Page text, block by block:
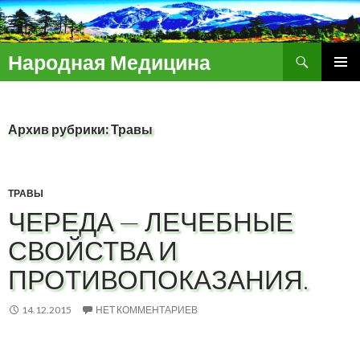
Народная Медицина
ПЕРЕЙТИ
Архив рубрики: Травы
ТРАВЫ
ЧЕРЕДА — ЛЕЧЕБНЫЕ
СВОЙСТВА И
ПРОТИВОПОКАЗАНИЯ.
14.12.2015 НЕТ КОММЕНТАРИЕВ